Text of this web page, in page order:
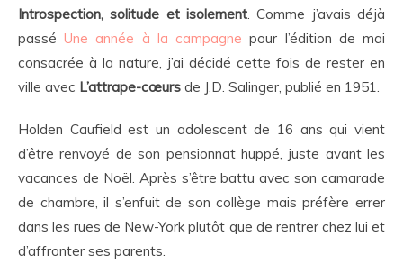
Introspection, solitude et isolement . Comme j’avais déjà
passéUne année à la campagne pour l’édition de mai
consacrée à la nature, j’ai décidé cette fois de rester en
ville avec L’attrape-cœurs de J.D. Salinger, publié en 1951.
Holden Caufield est un adolescent de 16 ans qui vient
d’être renvoyé de son pensionnat huppé, juste avant les
vacances de Noël. Après s’être battu avec son camarade
de chambre, il s’enfuit de son collège mais préfère errer
dans les rues de New-York plutôt que de rentrer chez lui et
d’affronter ses parents.